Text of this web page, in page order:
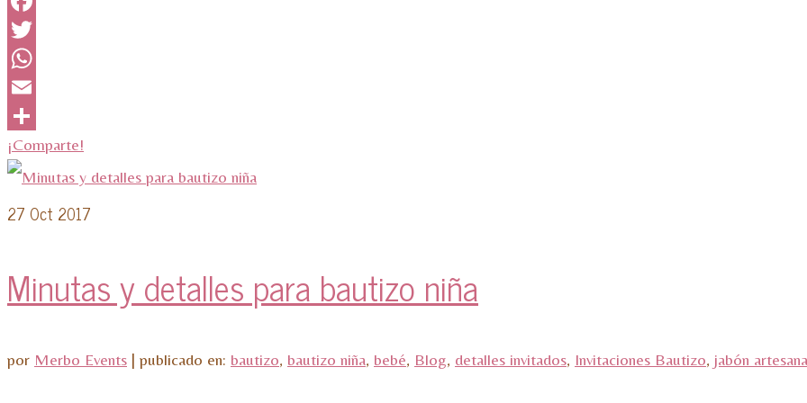
Facebook
Twitter
WhatsApp
Email
¡Comparte!
27 Oct 2017
Minutas y detalles para bautizo niña
por Merbo Events | publicado en: bautizo, bautizo niña, bebé, Blog, detalles invitados, Invitaciones Bautizo, jabón